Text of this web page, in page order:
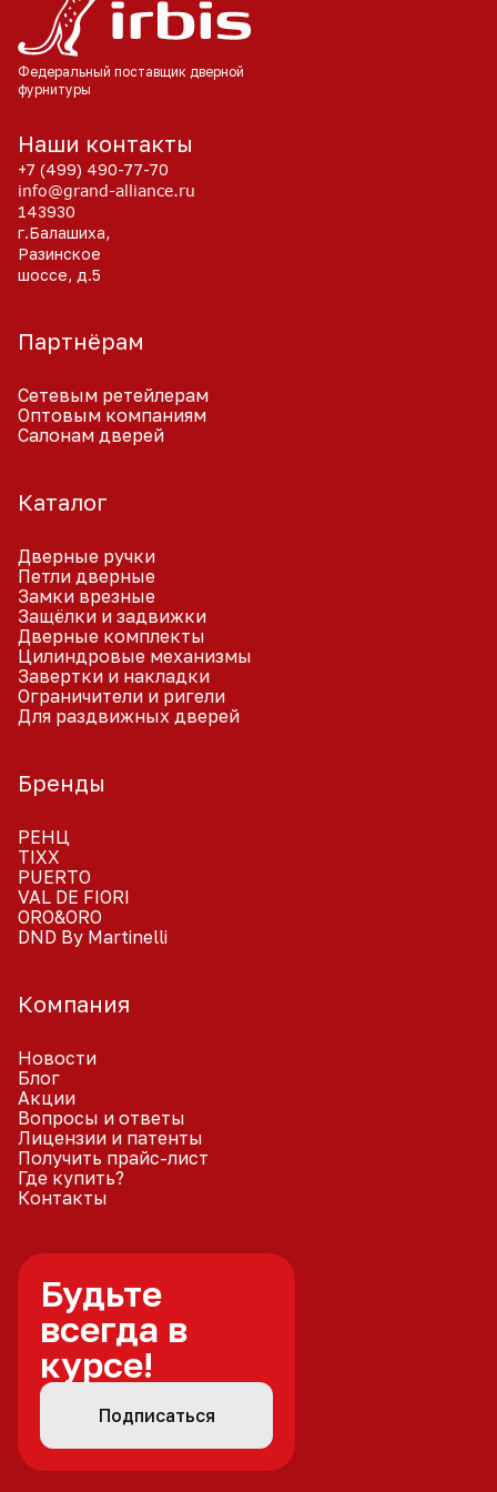
устанавливать на двери жилых помещений с
небольшой проходимостью.
В комплекте поставляется вся необходимая
крепежная фурнитура, в том числе стяжные
Федеральный поставщик дверной
фурнитуры
Наши контакты
+7 (499) 490-77-70
info@grand-alliance.ru
143930
г.Балашиха,
Разинское
шоссе, д.5
Партнёрам
Сетевым ретейлерам
Оптовым компаниям
Салонам дверей
Каталог
Дверные ручки
Петли дверные
Замки врезные
Защёлки и задвижки
Дверные комплекты
Цилиндровые механизмы
Завертки и накладки
Ограничители и ригели
Для раздвижных дверей
Бренды
РЕНЦ
TIXX
PUERTO
VAL DE FIORI
ORO&ORO
DND By Martinelli
Компания
Новости
Блог
Акции
Вопросы и ответы
Лицензии и патенты
Получить прайс-лист
Где купить?
Контакты
Будьте
всегда в
курсе!
Подписаться